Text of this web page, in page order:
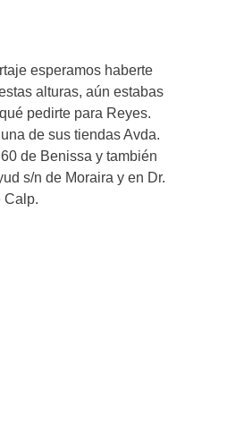
esperamos haberte
alturas, aún estabas
pedirte para Reyes.
de sus tiendas Avda.
de Benissa y también
s/n de Moraira y en Dr.
Calp.